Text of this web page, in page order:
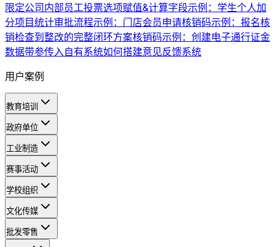
限定公司内部员工投票选项赋值&计算字段示例：学生个人加
分项目统计审批流程示例：门店会员申请核销码示例：报名核
销检查到整改的完整闭环方案核销码示例：创建电子通行证金
数据带参传入自有系统如何搭建意见反馈系统
用户案例
教育培训
政府单位
工业制造
赛事活动
学校组织
文化传媒
批发零售